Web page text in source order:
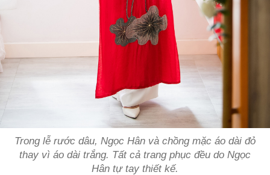
Trong lễ rước dâu, Ngọc Hân và chồng mặc áo dài đỏ
thay vì áo dài trắng. Tất cả trang phục đều do Ngọc
Hân tự tay thiết kế.